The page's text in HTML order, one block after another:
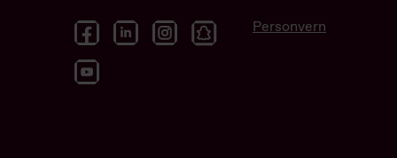
facebooklinkedininstagramsnapchat
youtube
Personvern